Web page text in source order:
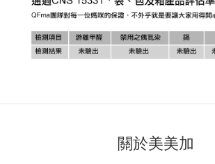
關於美美加